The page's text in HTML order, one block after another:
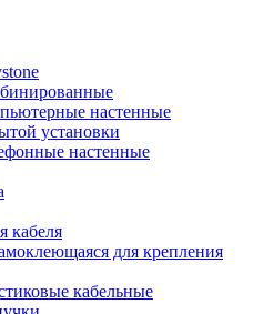
настенные
установки
настенные
кабеля
для крепления
кабельные